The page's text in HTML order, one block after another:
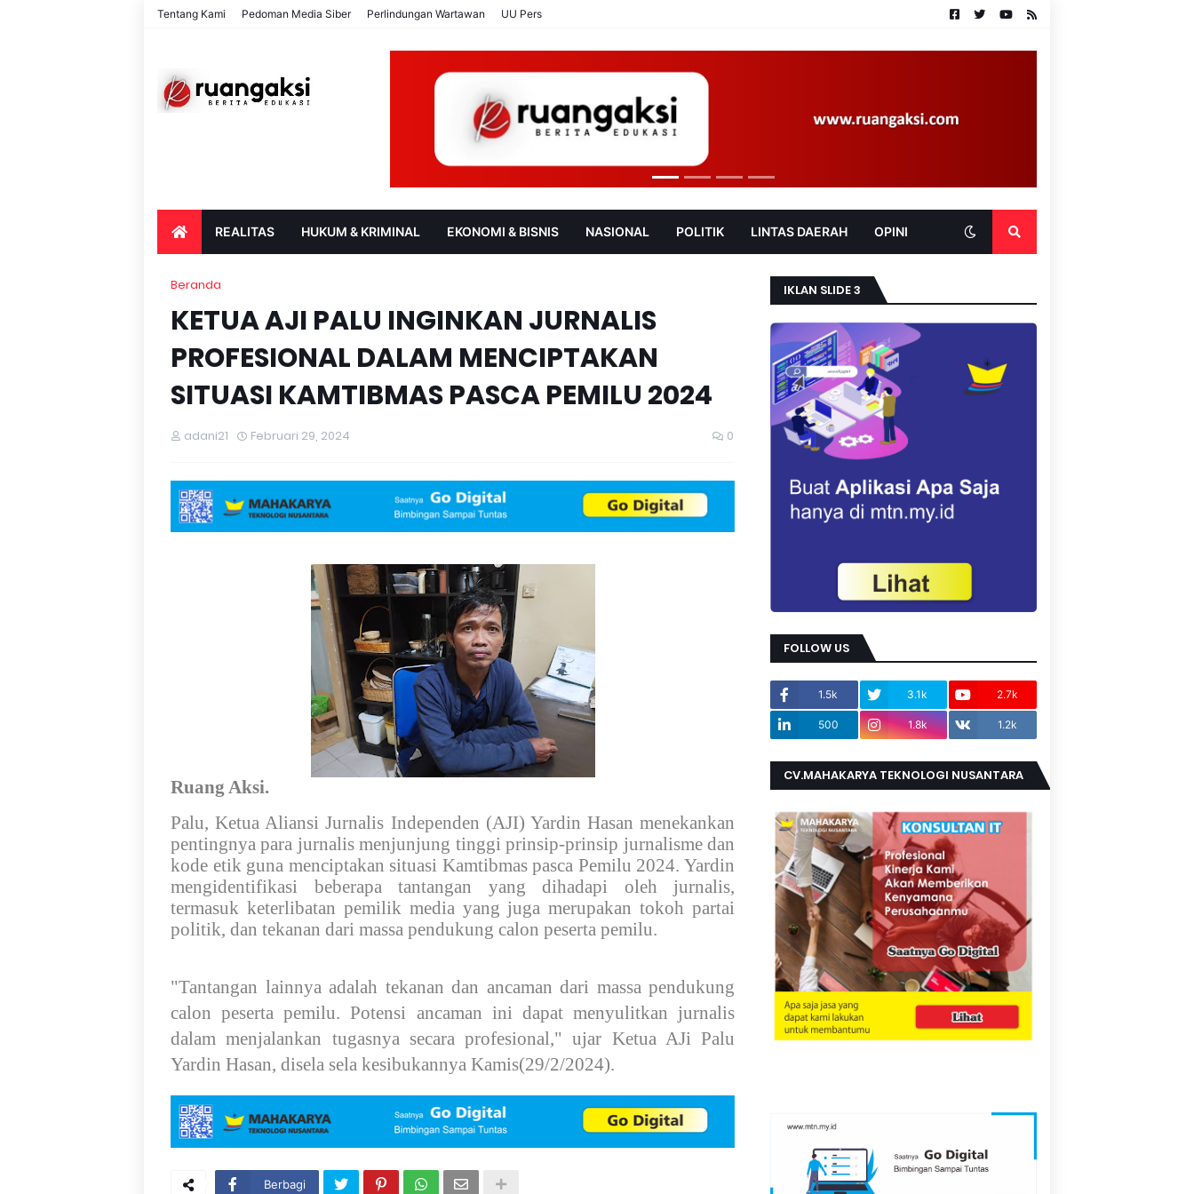
Tentang Kami Pedoman Media Siber Perlindungan Wartawan UU Pers
REALITAS HUKUM & KRIMINAL EKONOMI & BISNIS NASIONAL POLITIK LINTAS DAERAH OPINI
Beranda
KETUA AJI PALU INGINKAN JURNALIS
PROFESIONAL DALAM MENCIPTAKAN
SITUASI KAMTIBMAS PASCA PEMILU 2024
adani21 Februari 29, 2024 0
Ruang Aksi.
Palu, Ketua Aliansi Jurnalis Independen (AJI) Yardin Hasan menekankan
pentingnya para jurnalis menjunjung tinggi prinsip-prinsip jurnalisme dan
kode etik guna menciptakan situasi Kamtibmas pasca Pemilu 2024. Yardin
mengidentifikasi beberapa tantangan yang dihadapi oleh jurnalis,
termasuk keterlibatan pemilik media yang juga merupakan tokoh partai
politik, dan tekanan dari massa pendukung calon peserta pemilu.
"Tantangan lainnya adalah tekanan dan ancaman dari massa pendukung
calon peserta pemilu. Potensi ancaman ini dapat menyulitkan jurnalis
dalam menjalankan tugasnya secara profesional," ujar Ketua AJi Palu
Yardin Hasan, disela sela kesibukannya Kamis(29/2/2024).
Berbagi
IKLAN SLIDE 3
FOLLOW US
1.5k 3.1k 2.7k
500 1.8k 1.2k
CV.MAHAKARYA TEKNOLOGI NUSANTARA